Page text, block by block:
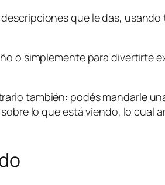
que le das,
o simplemente para divertirte
también: podés mandarle
lo que está viendo, lo cual